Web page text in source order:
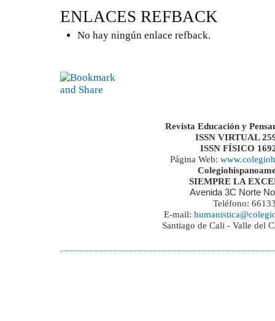
ENLACES REFBACK
No hay ningún enlace refback.
Revista Educación y
ISSN VIRTUAL
ISSN FÍSICO
Página Web:
SIEMPRE LA
Avenida 3C Norte
Teléfono:
E-mail:
Santiago de Cali - Valle del